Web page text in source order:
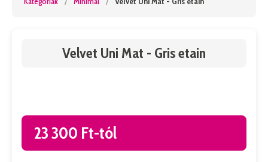
Velvet Uni Mat - Gris etain
23 300 Ft-tól